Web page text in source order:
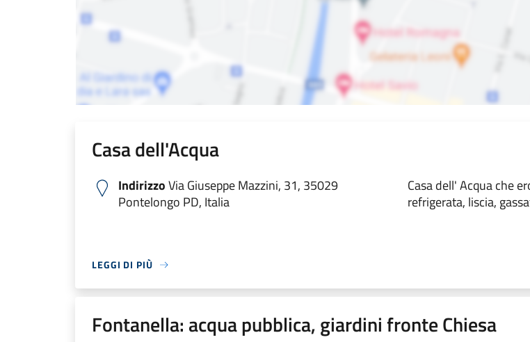
Casa dell'Acqua
IndirizzoVia Giuseppe Mazzini, 31, 35029
Pontelongo PD, Italia
Casa dell' Acqua che
refrigerata, liscia,
LEGGI DI PIÙ
Fontanella: acqua pubblica, giardini fronte Chiesa